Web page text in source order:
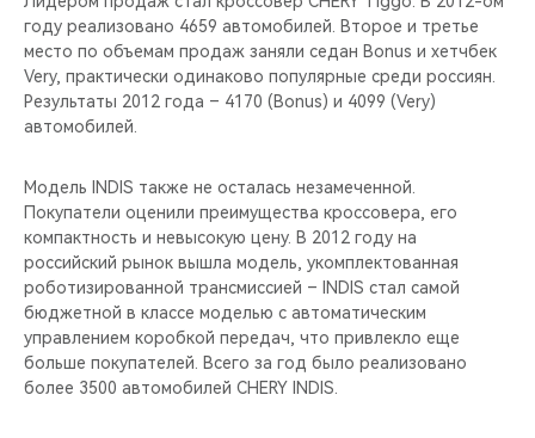
НОВИНКИ
БЛАГОТВОРИТЕЛЬНОСТЬ
CHERY REMOTE
НАШИ МЕРОПРИЯТИЯ
ВИДЕООБЗОРЫ
CHERY ДЛЯ ДЕТЕЙ
году реализовано 4659 автомобилей. Второе и третье
место по объемам продаж заняли седан Bonus и хетчбек
Very, практически одинаково популярные среди россиян.
Результаты 2012 года – 4170 (Bonus) и 4099 (Very)
автомобилей.
Модель INDIS также не осталась незамеченной.
Покупатели оценили преимущества кроссовера, его
компактность и невысокую цену. В 2012 году на
российский рынок вышла модель, укомплектованная
роботизированной трансмиссией – INDIS стал самой
бюджетной в классе моделью с автоматическим
управлением коробкой передач, что привлекло еще
больше покупателей. Всего за год было реализовано
более 3500 автомобилей CHERY INDIS.